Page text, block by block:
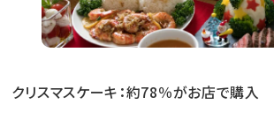
クリスマスケーキ：約78％がお店で購入